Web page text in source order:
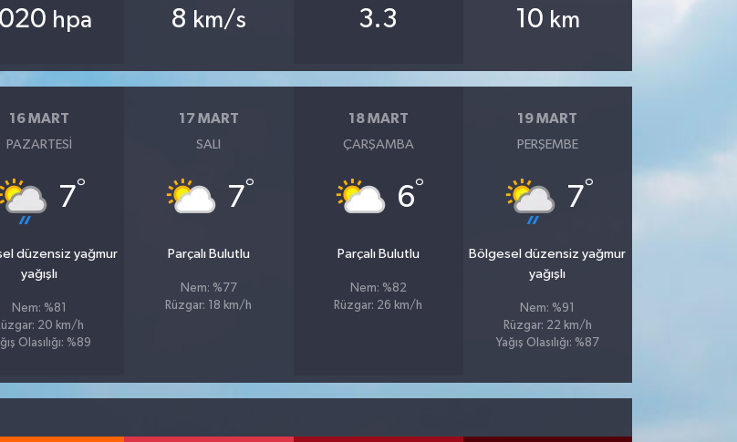
hpa 8 km/s 3.3 10 km
16 MART
PAZARTESI
7°
düzensiz yağmur
yağışlı
Nem: %81
20 km/h
Olasılığı: %89
17 MART
SALI
7°
Parçalı Bulutlu
Nem: %77
Rüzgar: 18 km/h
18 MART
ÇARŞAMBA
6°
Parçalı Bulutlu
Nem: %82
Rüzgar: 26 km/h
19 MART
PERŞEMBE
7°
Bölgesel düzensiz yağmur
yağışlı
Nem: %91
Rüzgar: 22 km/h
Yağış Olasılığı: %87